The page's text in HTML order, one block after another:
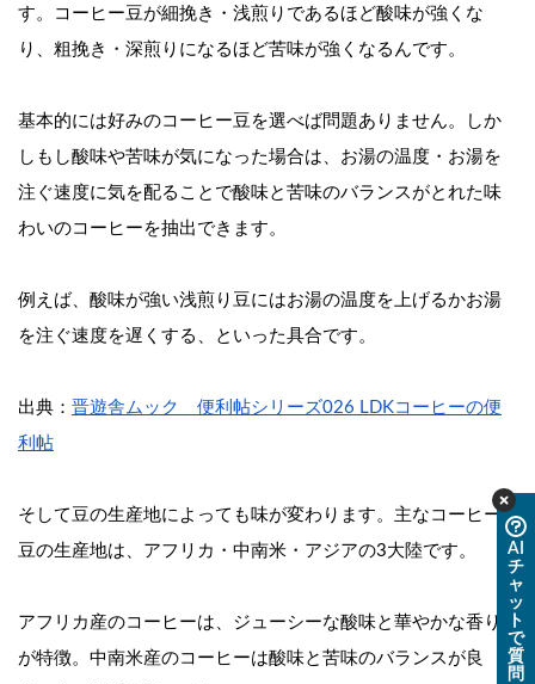
す。コーヒー豆が細挽き・浅煎りであるほど酸味が強くな
り、粗挽き・深煎りになるほど苦味が強くなるんです。
基本的には好みのコーヒー豆を選べば問題ありません。しか
しもし酸味や苦味が気になった場合は、お湯の温度・お湯を
注ぐ速度に気を配ることで酸味と苦味のバランスがとれた味
わいのコーヒーを抽出できます。
例えば、酸味が強い浅煎り豆にはお湯の温度を上げるかお湯
を注ぐ速度を遅くする、といった具合です。
出典： 晋遊舎ムック　便利帖シリーズ026 LDKコーヒーの便
利帖
そして豆の生産地によっても味が変わります。主なコーヒー
豆の生産地は、アフリカ・中南米・アジアの3大陸です。
アフリカ産のコーヒーは、ジューシーな酸味と華やかな香り
が特徴。中南米産のコーヒーは酸味と苦味のバランスが良
AI
チ
ャ
ッ
ト
で
質
問